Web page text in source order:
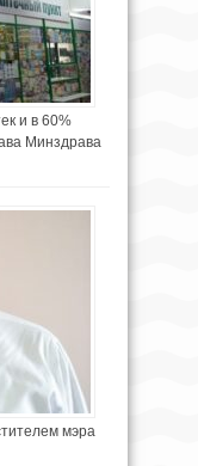
и в 60%
Минздрава
мэра